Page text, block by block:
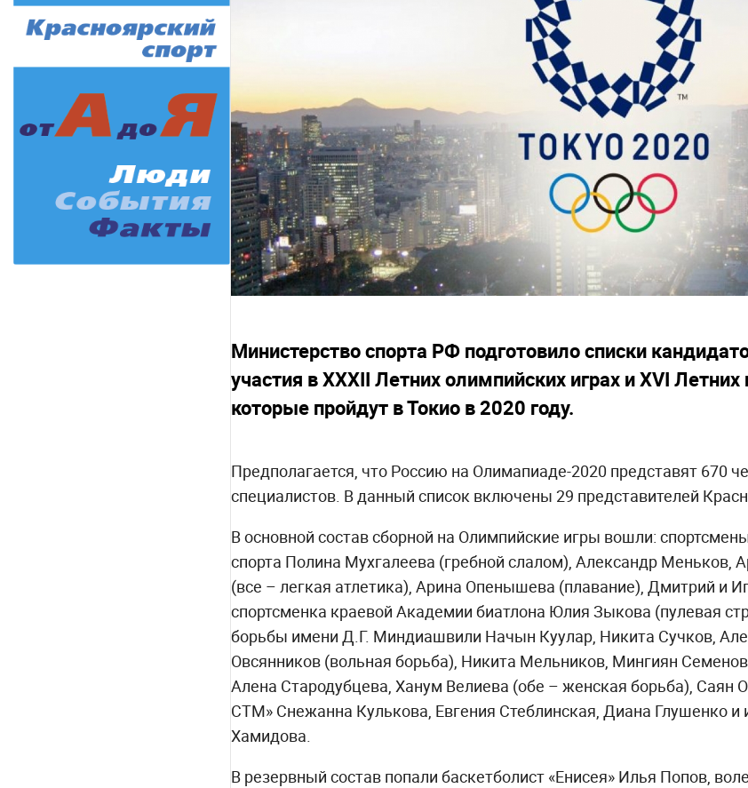
Министерство спорта РФ подготовило списки
участия в XXXII Летних олимпийских играх и XVI
которые пройдут в Токио в 2020 году.
Предполагается, что Россию на Олимапиаде-2020 представят 670
специалистов. В данный список включены 29 представителей
В основной состав сборной на Олимпийские игры вошли:
спорта Полина Мухгалеева (гребной слалом), Александр
(все – легкая атлетика), Арина Опенышева (плавание), Дмитрий и
спортсменка краевой Академии биатлона Юлия Зыкова (пулевая
борьбы имени Д.Г. Миндиашвили Начын Куулар, Никита Сучков,
Овсянников (вольная борьба), Никита Мельников, Мингиян
Алена Стародубцева, Ханум Велиева (обе – женская борьба), Саян
СТМ» Снежанна Кулькова, Евгения Стеблинская, Диана Глушенко и
Хамидова.
В резервный состав попали баскетболист «Енисея» Илья Попов,